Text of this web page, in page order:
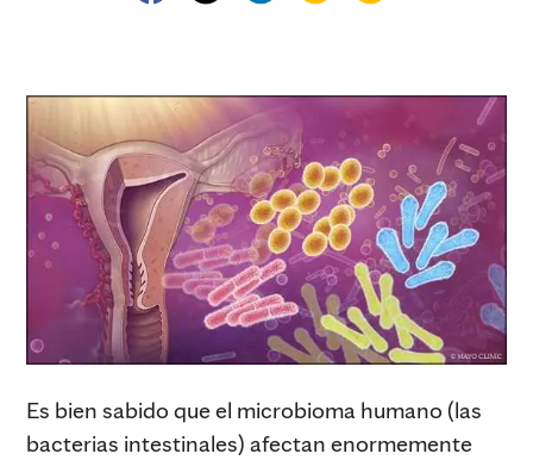
Es bien sabido que el microbioma humano (las
bacterias intestinales) afectan enormemente